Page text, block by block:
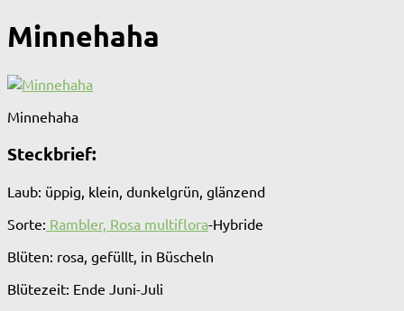
Minnehaha
Minnehaha
Steckbrief:
Laub: üppig, klein, dunkelgrün, glänzend
Sorte: Rambler, Rosa multiflora-Hybride
Blüten: rosa, gefüllt, in Büscheln
Blütezeit: Ende Juni-Juli